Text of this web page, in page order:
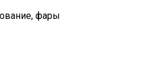
фары